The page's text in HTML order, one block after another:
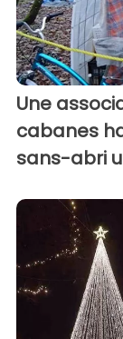
Une
cabanes
sans-abri